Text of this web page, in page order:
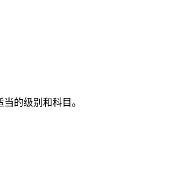
的级别和科目。